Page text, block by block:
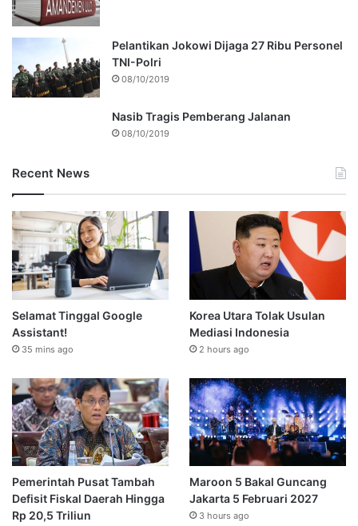
Pelantikan Jokowi Dijaga 27 Ribu Personel
TNI-Polri
08/10/2019
Nasib Tragis Pemberang Jalanan
08/10/2019
Recent News
Selamat Tinggal Google
Assistant!
35 mins ago
Korea Utara Tolak Usulan
Mediasi Indonesia
2 hours ago
Pemerintah Pusat Tambah
Defisit Fiskal Daerah Hingga
Rp 20,5 Triliun
Maroon 5 Bakal Guncang
Jakarta 5 Februari 2027
3 hours ago